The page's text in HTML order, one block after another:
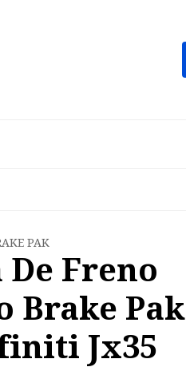
PAK
Freno
Brake Pak
Jx35